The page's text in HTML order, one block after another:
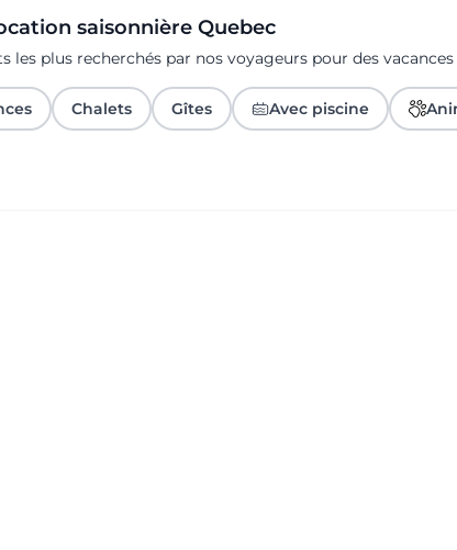
saisonnière Quebec
les plus recherchés par nos voyageurs pour des vacances
Chalets Gîtes Avec piscine